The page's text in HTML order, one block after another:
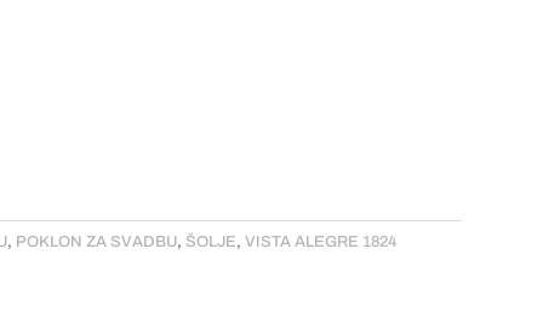
, POKLON ZA SVADBU, ŠOLJE, VISTA ALEGRE 1824